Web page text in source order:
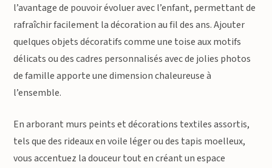
l’avantage de pouvoir évoluer avec l’enfant, permettant de
rafraîchir facilement la décoration au fil des ans. Ajouter
quelques objets décoratifs comme une toise aux motifs
délicats ou des cadres personnalisés avec de jolies photos
de famille apporte une dimension chaleureuse à
l’ensemble.
En arborant murs peints et décorations textiles assortis,
tels que des rideaux en voile léger ou des tapis moelleux,
vous accentuez la douceur tout en créant un espace